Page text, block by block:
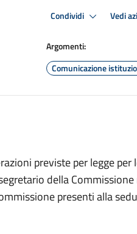
Condividi Vedi
Argomenti:
Comunicazione
previste per legge per
della
presenti alla